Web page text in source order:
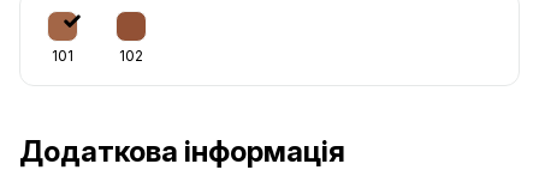
101 102
Додаткова інформація